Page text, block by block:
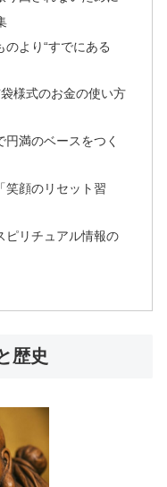
より“すでにある
様式のお金の使い方
満のベースをつく
笑顔のリセット習
ピリチュアル情報の
歴史